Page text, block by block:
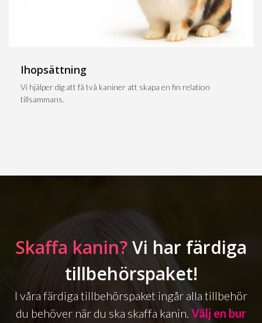
Ihopsättning
Vi hjälper dig att få två kaniner att skapa en fin relation
tillsammans.
Skaffa kanin?Vi har färdiga
tillbehörspaket!
I våra färdiga tillbehörspaket ingår alla tillbehör
du behöver när du ska skaffa kanin. Välj en bur